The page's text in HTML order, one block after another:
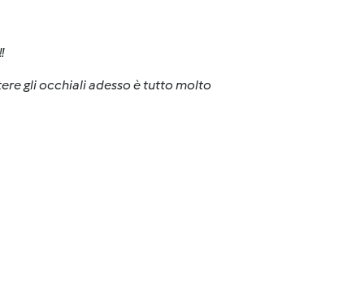
gli occhiali adesso è tutto molto